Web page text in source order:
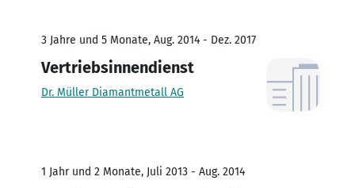
3 Jahre und 5 Monate, Aug. 2014 - Dez. 2017
Vertriebsinnendienst
Dr. Müller Diamantmetall AG
1 Jahr und 2 Monate, Juli 2013 - Aug. 2014